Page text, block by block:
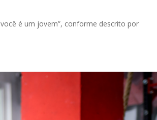
é um jovem”, conforme descrito por